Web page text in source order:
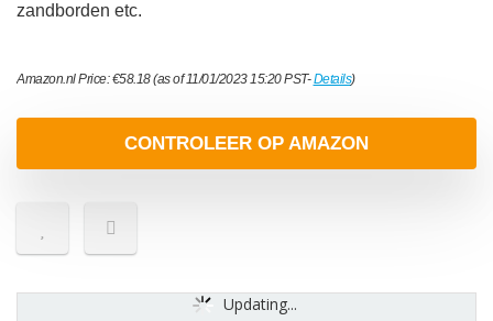
zandborden etc.
Amazon.nl Price:€58.18(as of 11/01/2023 15:20 PST-Details)
CONTROLEER OP AMAZON
Updating...